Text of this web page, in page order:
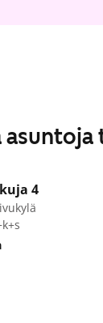
asuntoja
4